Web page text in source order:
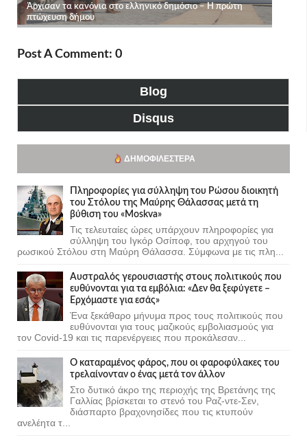
Post A Comment: 0
Blog
Disqus
ΔΗΜΟΦΙΛΈΣΤΕΡΑ
Πληροφορίες για σύλληψη του Ρώσου διοικητή
του Στόλου της Mαύρης Θάλασσας μετά τη
βύθιση του «Moskva»
Τις τελευταίες ώρες υπάρχουν πληροφορίες για
σύλληψη του Ιγκόρ Οσίποφ, του αρχηγού του
ρωσικού Στόλου στη Μαύρη Θάλασσα. Σύμφωνα με τις πλη...
Αυστραλός γερουσιαστής στους πολιτικούς που
ευθύνονται για τα εμβόλια: «Δεν θα ξεφύγετε –
Ερχόμαστε για εσάς»
Ένα ξεκάθαρο μήνυμα προς τους πολιτικούς που
ευθύνονται για τους μαζικούς εμβολιασμούς για
τον Covid-19 και τις παρενέργειες που προκάλεσαν...
Ο καταραμένος φάρος, που οι φαροφύλακες του
τρελαίνονταν ο ένας μετά τον άλλον
Στο δυτικό άκρο της περιοχής της Βρετάνης της
Γαλλίας βρίσκεται το στενό του Ραζ-ντε-Σεν,
διάσπαρτο βραχονησίδες που τις κτυπούν
ανελέητα τ...